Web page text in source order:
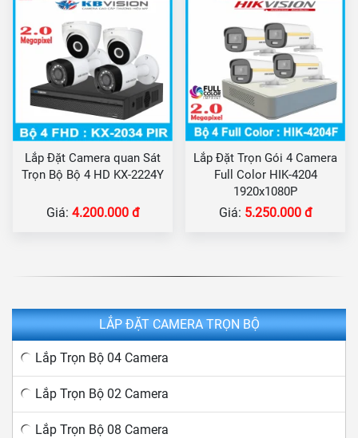
Lắp Đặt Camera quan Sát
Trọn Bộ Bộ 4 HD KX-2224Y
Giá: 4.200.000 đ
Lắp Đặt Trọn Gói 4 Camera
Full Color HIK-4204
1920x1080P
Giá: 5.250.000 đ
LẮP ĐẶT CAMERA TRỌN BỘ
Lắp Trọn Bộ 04 Camera
Lắp Trọn Bộ 02 Camera
Lắp Trọn Bộ 08 Camera